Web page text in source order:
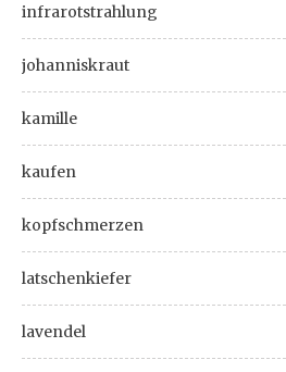
infrarotstrahlung
johanniskraut
kamille
kaufen
kopfschmerzen
latschenkiefer
lavendel